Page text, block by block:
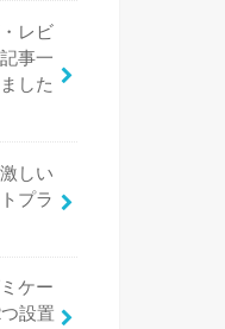
レビ
事一
した
しい
プラ
ケー
設置